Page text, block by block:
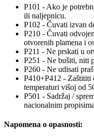
P101 - Ako je
ili naljepnicu.
P102 - Čuvati izvan
P210 - Čuvati
otvorenih plamena i
P211 - Ne prskati u
P251 - Ne bušiti, niti
P260 - Ne udisati
P410+P412 - Zaštititi
temperaturi višoj od
P501 - Sadržaj /
nacionalnim
Napomena o opasnosti: